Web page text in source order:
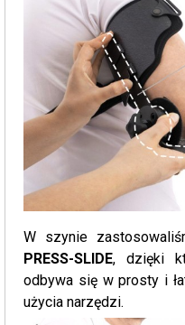
W szynie
PRESS-SLIDE, dzięki
odbywa się w prosty i
użycia narzędzi.